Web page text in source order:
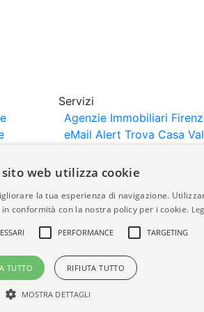
Servizi
Agenzie Immobiliari
eMail Alert Trova Casa
da agenzie immobiliari e
della completezza, della
web utilizza cookie
la tua esperienza di navigazione.
conformità con la nostra policy per i cookie.
PERFORMANCE TARGETING
TUTTO RIFIUTA TUTTO
MOSTRA DETTAGLI